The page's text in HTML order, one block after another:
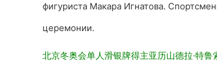
фигуриста Макара Игнатова.
церемонии.
北京冬奥会单人滑银牌得主亚历山德拉·特